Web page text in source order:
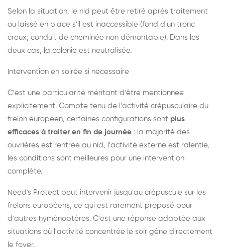
Selon la situation, le nid peut être retiré après traitement
ou laissé en place s'il est inaccessible (fond d'un tronc
creux, conduit de cheminée non démontable). Dans les
deux cas, la colonie est neutralisée.
Intervention en soirée si nécessaire
C'est une particularité méritant d'être mentionnée
explicitement. Compte tenu de l'activité crépusculaire du
frelon européen, certaines configurations sont plus
efficaces à traiter en fin de journée : la majorité des
ouvrières est rentrée au nid, l'activité externe est ralentie,
les conditions sont meilleures pour une intervention
complète.
Need's Protect peut intervenir jusqu'au crépuscule sur les
frelons européens, ce qui est rarement proposé pour
d'autres hyménoptères. C'est une réponse adaptée aux
situations où l'activité concentrée le soir gêne directement
le foyer.